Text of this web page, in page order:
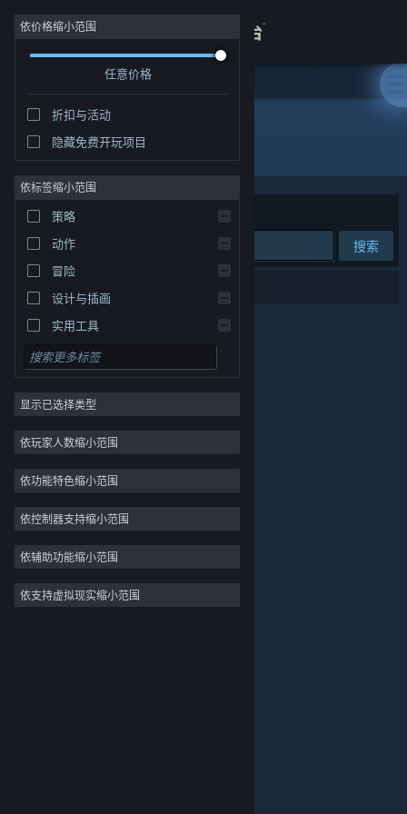
登录
关于
客服
关于蒸汽平台|退款政策|软件许可服务协议
个人信息保护政策|个人信息出境告知书|
依价格缩小范围
任意价格
折扣与活动
隐藏免费开玩项目
依标签缩小范围
策略
动作
冒险
设计与插画
实用工具
免费开玩
角色扮演
大型多人在线
独立
休闲
模拟
竞速
体育
视频制作
显示已选择类型
依玩家人数缩小范围
依功能特色缩小范围
依控制器支持缩小范围
依辅助功能缩小范围
依支持虚拟现实缩小范围
发行商: 杭州网易雷火科技有限公司
排序依据 相关性
搜索
0 个匹配的搜索结果。